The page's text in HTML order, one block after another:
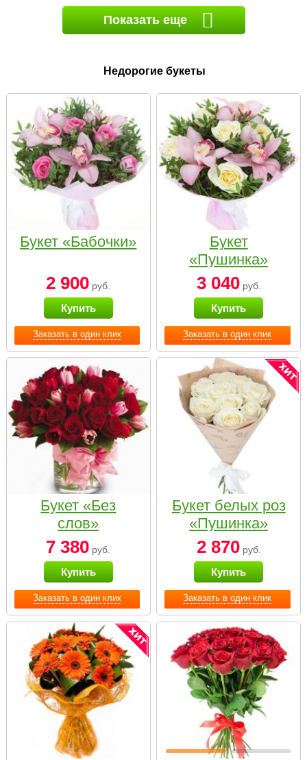
Показать еще
Недорогие букеты
Заказать в один клик
Букет «Бабочки»
2 900 руб.
Купить
Заказать в один клик
Букет
«Пушинка»
3 040руб.
Купить
Заказать в один клик
Букет «Без
слов»
7 380 руб.
Купить
Заказать в один клик
Букет белых роз
«Пушинка»
2 870руб.
Купить